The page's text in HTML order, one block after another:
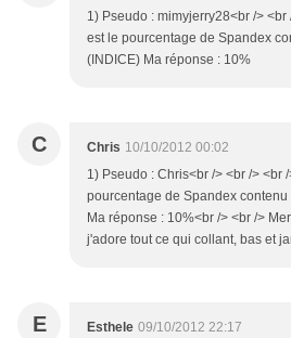
1) Pseudo : mimyjerry28<br /> <br
est le pourcentage de Spandex
(INDICE) Ma réponse : 10%
C Chris 10/10/2012 00:02
1) Pseudo : Chris<br /> <br /> <br
pourcentage de Spandex
Ma réponse : 10%<br /> <br />
j'adore tout ce qui collant, bas et
E Esthele 09/10/2012 22:17